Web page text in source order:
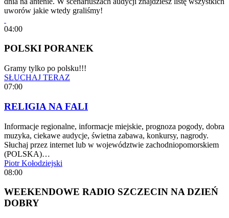
uworów jakie wtedy graliśmy!
04:00
POLSKI PORANEK
Gramy tylko po polsku!!!
SŁUCHAJ TERAZ
07:00
RELIGIA NA FALI
Informacje regionalne, informacje miejskie, prognoza pogody, dobra
muzyka, ciekawe audycje, świetna zabawa, konkursy, nagrody.
Słuchaj przez internet lub w województwie zachodniopomorskiem
(POLSKA)…
Piotr Kołodziejski
08:00
WEEKENDOWE RADIO SZCZECIN NA DZIEŃ
DOBRY